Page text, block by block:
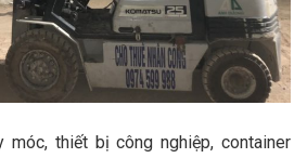
móc, thiết bị công nghiệp, container